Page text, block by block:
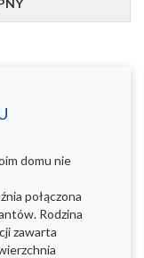
domu nie
połączona
Rodzina
zawarta